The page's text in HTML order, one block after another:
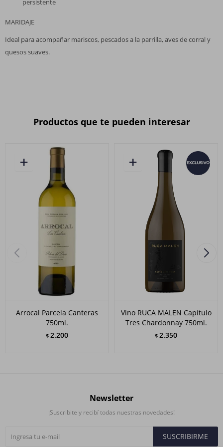
persistente
MARIDAJE
Ideal para acompañar mariscos, pescados a la parrilla, aves de corral y
quesos suaves.
Productos que te pueden interesar
Arrocal Parcela Canteras
750ml.
$ 2.200
Vino RUCA MALEN Capítulo
Tres Chardonnay 750ml.
$ 2.350
Newsletter
¡Suscribite y recibí todas nuestras novedades!
SUSCRIBIRME